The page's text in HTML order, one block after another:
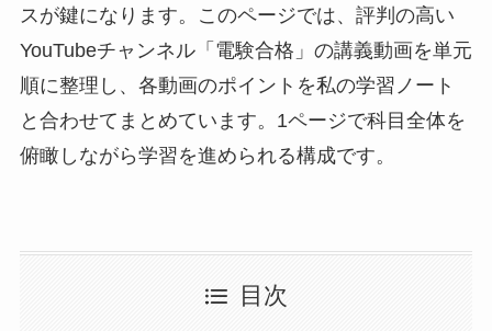
スが鍵になります。このページでは、評判の高い
YouTubeチャンネル「電験合格」の講義動画を単元
順に整理し、各動画のポイントを私の学習ノート
と合わせてまとめています。1ページで科目全体を
俯瞰しながら学習を進められる構成です。
目次